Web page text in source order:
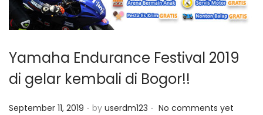
Yamaha Endurance Festival 2019
di gelar kembali di Bogor!!
P
September 11, 2019 . by userdm123 . No comments yet